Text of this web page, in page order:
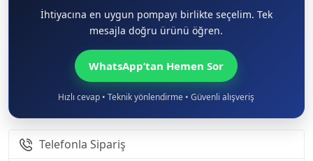
İhtiyacına en uygun pompayı birlikte seçelim. Tek
mesajla doğru ürünü öğren.
WhatsApp’tan Hemen Sor
Hızlı cevap • Teknik yönlendirme • Güvenli alışveriş
Telefonla Sipariş